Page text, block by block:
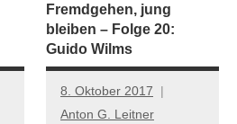
Fremdgehen, jung
bleiben – Folge 20:
Guido Wilms
8. Oktober 2017
Anton G. Leitner